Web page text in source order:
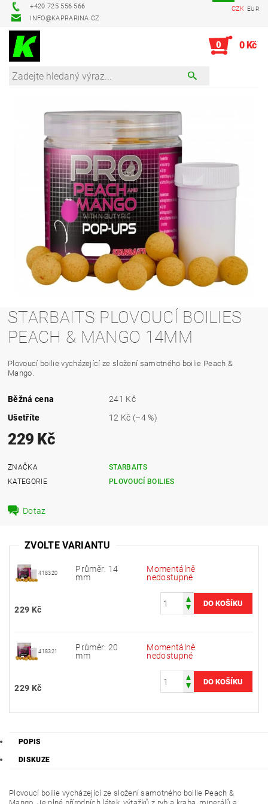
+420 725 556 566
INFO@KAPRARINA.CZ
CZK EUR
0 0 Kč
STARBAITS PLOVOUCÍ BOILIES
PEACH & MANGO 14MM
Plovoucí boilie vycházející ze složení samotného boilie Peach &
Mango.
Běžná cena
241 Kč
Ušetříte
12 Kč (–4 %)
229 Kč
ZNAČKA
STARBAITS
KATEGORIE
PLOVOUCÍ BOILIES
Dotaz
ZVOLTE VARIANTU
418320
Průměr: 14
mm
Momentálně
nedostupné
229 Kč
418321
Průměr: 20
mm
Momentálně
nedostupné
229 Kč
POPIS
DISKUZE
Plovoucí boilie vycházející ze složení samotného boilie Peach &